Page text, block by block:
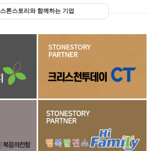
스톤스토리와 함께하는 기업